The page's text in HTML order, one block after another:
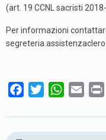
(art. 19 CCNL sacristi
Per informazioni
c
e
i
t
W
a
t
a
i
i